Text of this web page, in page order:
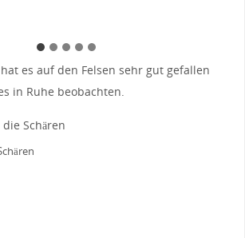
es auf den Felsen sehr gut gefallen
in Ruhe beobachten.